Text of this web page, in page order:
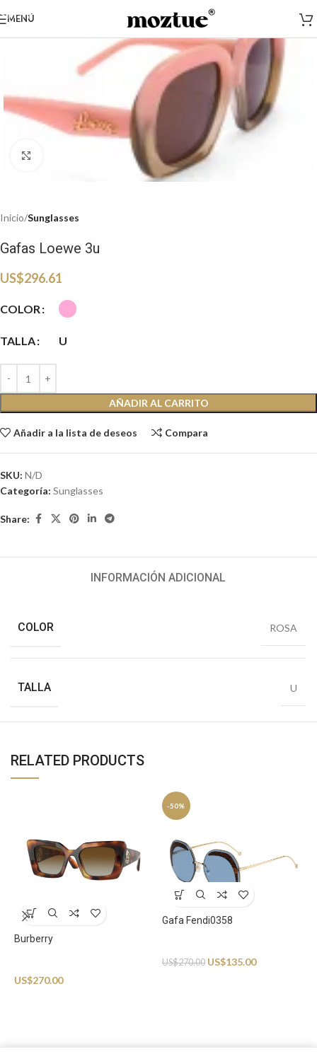
Saltar a la navegación
MENÚ
Haga clic para ampliar
Inicio Sunglasses
Gafas Loewe 3u
US$296.61
COLOR
TALLA U
AÑADIR AL CARRITO
Añadir a la lista de deseos Compara
SKU: N/D
Categoría: Sunglasses
Share:
INFORMACIÓN ADICIONAL
COLOR ROSA
TALLA U
RELATED PRODUCTS
Burberry
US$270.00
-50%
Gafa Fendi0358
US$270.00 US$135.00